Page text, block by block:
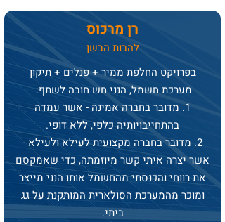
רן מרכוס
להבות הבשן
בפרויקט החלפת ממיר + פנלים + תיקון
מערכת חשמל, הנני חש חובה לשתף:
1. מדובר בחברה אמינה - אשר עמדה
בהתחייבויותיה כלפי, ללא דופי.
2. מדובר בחברה מקצועית לעילא ולעילא -
אשר יצרה איתי קשר מיוזמתה, כדי שאמקסם
את רווחי והכנסתי מהחשמל אותו הנני מייצר
ומוכר מהמערכת הסולארית המותקנת על גג
ביתי.